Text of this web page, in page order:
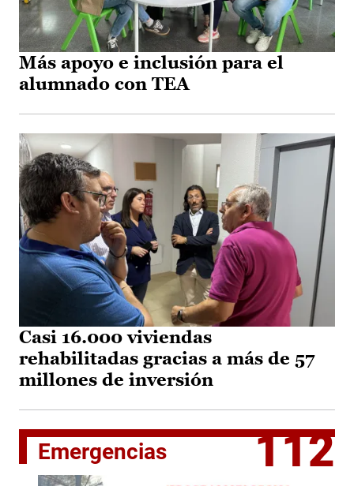
Más apoyo e inclusión para el
alumnado con TEA
Casi 16.000 viviendas
rehabilitadas gracias a más de 57
millones de inversión
Emergencias 112